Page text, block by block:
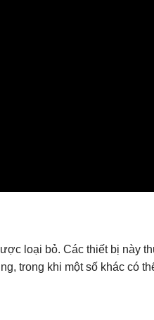
loại bỏ. Các thiết bị này
trong khi một số khác có